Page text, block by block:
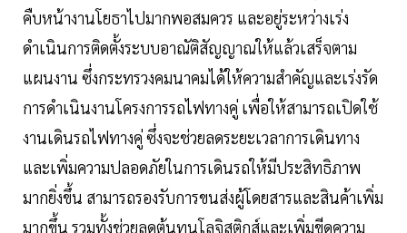
คืบหน้างานโยธาไปมากพอสมควร และอยู่ระหว่างเร่ง
ดำเนินการติดตั้งระบบอาณัติสัญญาณให้แล้วเสร็จตาม
แผนงาน ซึ่งกระทรวงคมนาคมได้ให้ความสำคัญและเร่งรัด
การดำเนินงานโครงการรถไฟทางคู่ เพื่อให้สามารถเปิดใช้
งานเดินรถไฟทางคู่ ซึ่งจะช่วยลดระยะเวลาการเดินทาง
และเพิ่มความปลอดภัยในการเดินรถให้มีประสิทธิภาพ
มากยิ่งขึ้น สามารถรองรับการขนส่งผู้โดยสารและสินค้าเพิ่ม
มากขึ้น รวมทั้งช่วยลดต้นทุนโลจิสติกส์และเพิ่มขีดความ